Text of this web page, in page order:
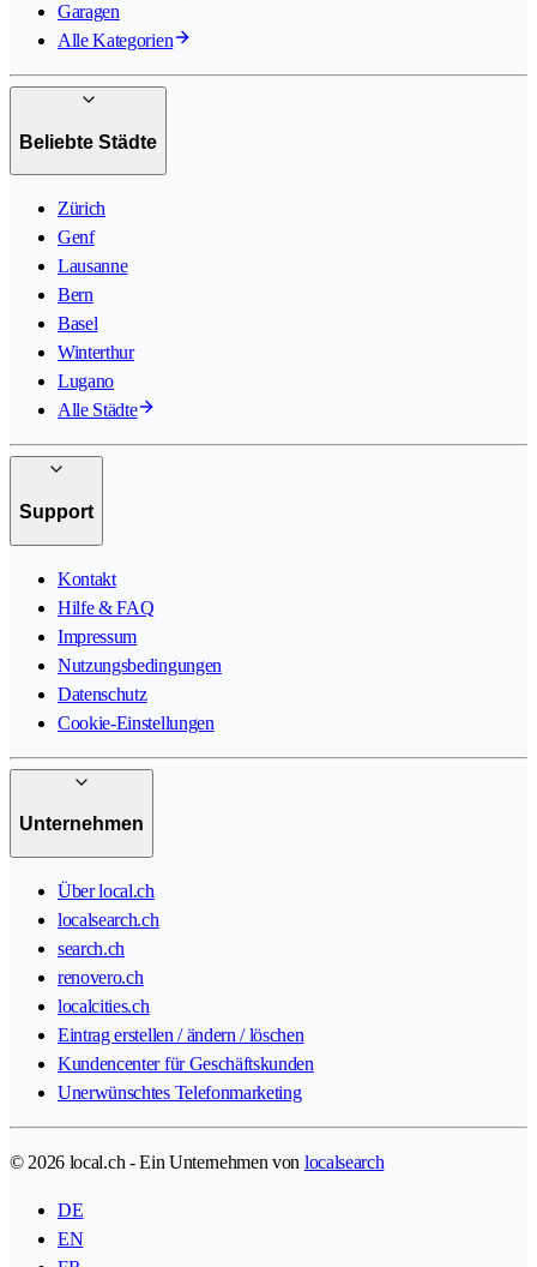
Garagen
Alle Kategorien
Beliebte Städte
Zürich
Genf
Lausanne
Bern
Basel
Winterthur
Lugano
Alle Städte
Support
Kontakt
Hilfe & FAQ
Impressum
Nutzungsbedingungen
Datenschutz
Cookie-Einstellungen
Unternehmen
Über local.ch
localsearch.ch
search.ch
renovero.ch
localcities.ch
Eintrag erstellen / ändern / löschen
Kundencenter für Geschäftskunden
Unerwünschtes Telefonmarketing
© 2026 local.ch - Ein Unternehmen von localsearch
DE
EN